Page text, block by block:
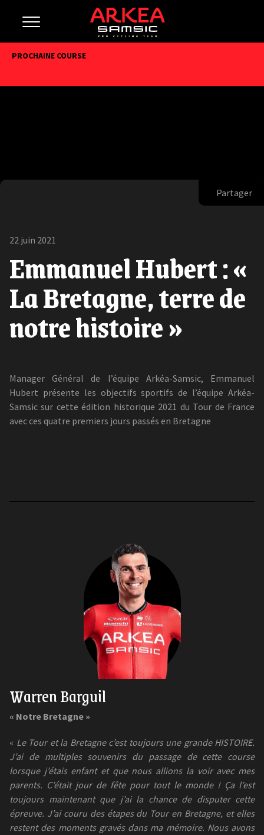
PROCHAINE COURSE
Partager
22 juin 2021
Emmanuel Hubert : «
La Bretagne, terre de
notre histoire »
Manager Général de l’équipe Arkéa-Samsic, Emmanuel
Hubert présente les objectifs sportifs de l’équipe Arkéa-
Samsic sur cette édition historique 2021 du Tour de France
avec ces quatre premiers jours passés en Bretagne
Warren Barguil
« Notre Bretagne »
« Le Tour et la Bretagne c’est toujours une grande HISTOIRE.
J’ai de multiples souvenirs du passage de cette course
lorsque j’étais enfant et que nous allions la voir avec mes
parents. C’était jour de fête pour tout le monde ! Ça l’est
toujours maintenant que j’ai la chance de disputer cette
épreuve. J’ai couru des étapes du Tour en Bretagne, et elles
restent des moments gravés dans ma mémoire. Nous avons